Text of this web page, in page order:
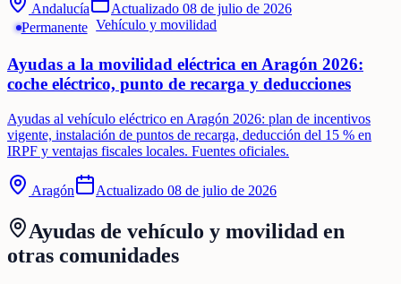
Andalucía Actualizado 08 de julio de 2026
Permanente Vehículo y movilidad
Ayudas a la movilidad eléctrica en Aragón 2026:
coche eléctrico, punto de recarga y deducciones
Ayudas al vehículo eléctrico en Aragón 2026: plan de incentivos
vigente, instalación de puntos de recarga, deducción del 15 % en
IRPF y ventajas fiscales locales. Fuentes oficiales.
Aragón Actualizado 08 de julio de 2026
Ayudas de vehículo y movilidad en
otras comunidades